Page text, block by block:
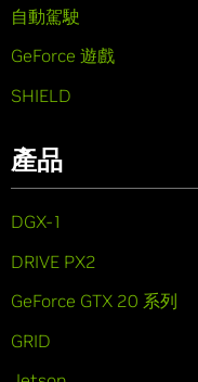
自動駕駛
GeForce 遊戲
SHIELD
產品
DGX-1
DRIVE PX2
GeForce GTX 20 系列
GRID